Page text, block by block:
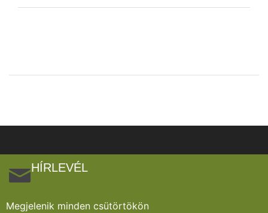
HÍRLEVÉL
Megjelenik minden csütörtökön